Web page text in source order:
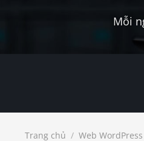
Mỗi
Trang chủ / Web